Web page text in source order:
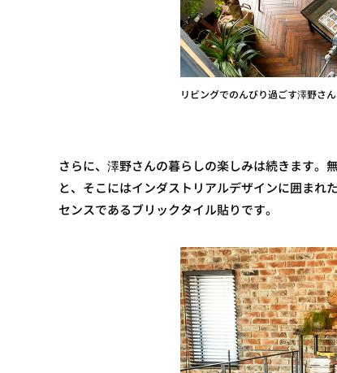
リビングでのんびり過ごす澤野さん
さらに、澤野さんの暮らしの楽しみは続きます。
と、そこにはインダストリアルデザインに囲まれ
センスであるブリックタイル貼りです。